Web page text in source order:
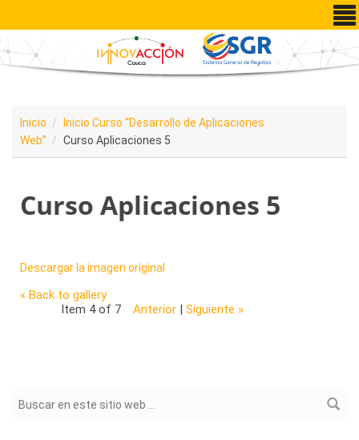
Pasar al contenido principal
Inicio
Inicio Curso “Desarrollo de Aplicaciones
Web”
Curso Aplicaciones 5
Curso Aplicaciones 5
Descargar la imagen original
« Back to gallery
Item 4 of 7
Anterior| Siguiente »
Formulario de búsqueda